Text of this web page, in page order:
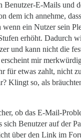
Benutzer-E-Mails und
dem ich annehme,
ein Nutzer sein
erhöht. Dadurch
und kann nicht die
mir
für etwas zahlt, nicht
Klingt so, als
ob das E-Mail-
sich Benutzer auf der
über den Link im